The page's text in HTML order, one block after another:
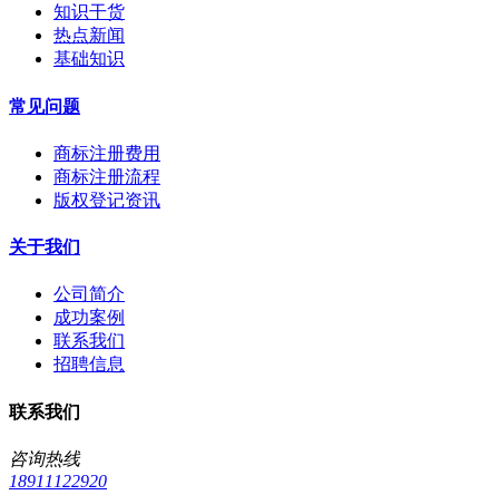
知识干货
热点新闻
基础知识
常见问题
商标注册费用
商标注册流程
版权登记资讯
关于我们
公司简介
成功案例
联系我们
招聘信息
联系我们
咨询热线
18911122920